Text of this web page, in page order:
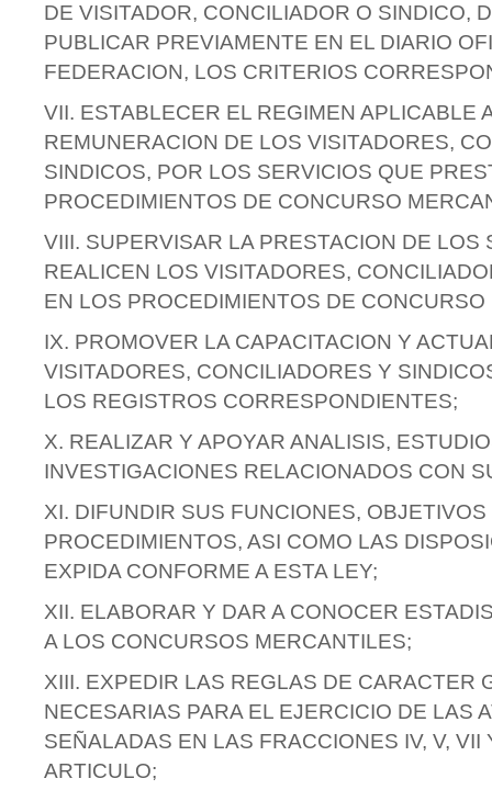
DE VISITADOR, CONCILIADOR O SINDICO,
PUBLICAR PREVIAMENTE EN EL DIARIO
FEDERACION, LOS CRITERIOS
VII. ESTABLECER EL REGIMEN APLICABLE
REMUNERACION DE LOS VISITADORES,
SINDICOS, POR LOS SERVICIOS QUE
PROCEDIMIENTOS DE CONCURSO
VIII. SUPERVISAR LA PRESTACION DE LOS
REALICEN LOS VISITADORES,
EN LOS PROCEDIMIENTOS DE
IX. PROMOVER LA CAPACITACION Y
VISITADORES, CONCILIADORES Y
LOS REGISTROS CORRESPONDIENTES;
X. REALIZAR Y APOYAR ANALISIS,
INVESTIGACIONES RELACIONADOS CON
XI. DIFUNDIR SUS FUNCIONES, OBJETIVOS
PROCEDIMIENTOS, ASI COMO LAS
EXPIDA CONFORME A ESTA LEY;
XII. ELABORAR Y DAR A CONOCER
A LOS CONCURSOS MERCANTILES;
XIII. EXPEDIR LAS REGLAS DE CARACTER
NECESARIAS PARA EL EJERCICIO DE LAS
SEÑALADAS EN LAS FRACCIONES IV, V, VII
ARTICULO;